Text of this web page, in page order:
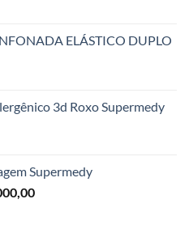
ELÁSTICO DUPLO
3d Roxo Supermedy
Supermedy
O